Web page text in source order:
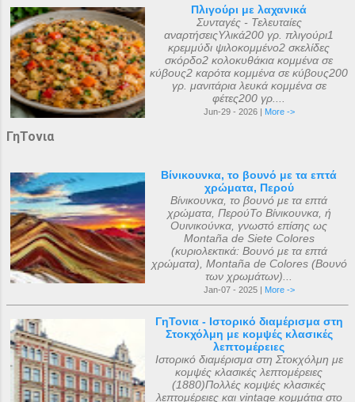
Πλιγούρι με λαχανικά
Συνταγές - Τελευταίες
αναρτήσειςΥλικά200 γρ. πλιγούρι1
κρεμμύδι ψιλοκομμένο2 σκελίδες
σκόρδο2 κολοκυθάκια κομμένα σε
κύβους2 καρότα κομμένα σε κύβους200
γρ. μανιτάρια λευκά κομμένα σε
φέτες200 γρ....
Jun-29 - 2026 | More ->
ΓηΤονια
Βίνικουνκα, το βουνό με τα επτά
χρώματα, Περού
Βίνικουνκα, το βουνό με τα επτά
χρώματα, ΠερούΤο Βίνικουνκα, ή
Ουινικούνκα, γνωστό επίσης ως
Montaña de Siete Colores
(κυριολεκτικά: Βουνό με τα επτά
χρώματα), Montaña de Colores (Βουνό
των χρωμάτων)...
Jan-07 - 2025 | More ->
ΓηΤονια - Ιστορικό διαμέρισμα στη
Στοκχόλμη με κομψές κλασικές
λεπτομέρειες
Ιστορικό διαμέρισμα στη Στοκχόλμη με
κομψές κλασικές λεπτομέρειες
(1880)Πολλές κομψές κλασικές
λεπτομέρειες και vintage κομμάτια στο